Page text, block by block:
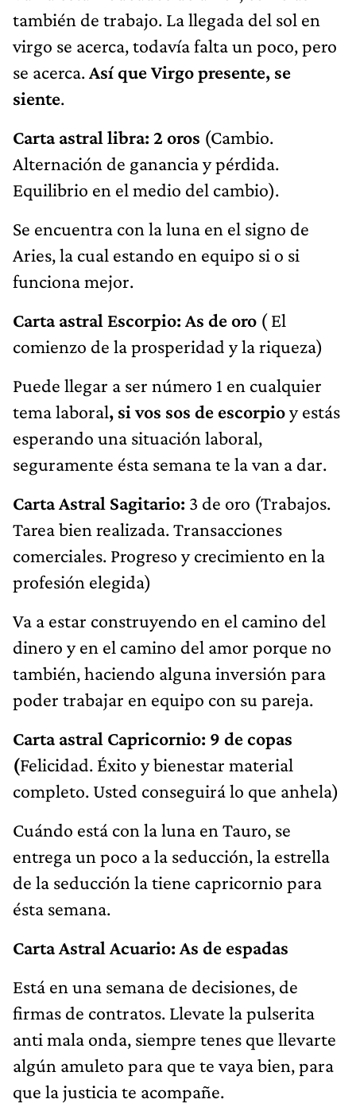
también de trabajo. La llegada del sol en
virgo se acerca, todavía falta un poco, pero
se acerca.Así que Virgo presente, se
siente.
Carta astral libra: 2 oros (Cambio.
Alternación de ganancia y pérdida.
Equilibrio en el medio del cambio).
Se encuentra con la luna en el signo de
Aries, la cual estando en equipo si o si
funciona mejor.
Carta astral Escorpio: As de oro ( El
comienzo de la prosperidad y la riqueza)
Puede llegar a ser número 1 en cualquier
tema laboral, si vos sos de escorpioy estás
esperando una situación laboral,
seguramente ésta semana te la van a dar.
Carta Astral Sagitario: 3 de oro (Trabajos.
Tarea bien realizada. Transacciones
comerciales. Progreso y crecimiento en la
profesión elegida)
Va a estar construyendo en el camino del
dinero y en el camino del amor porque no
también, haciendo alguna inversión para
poder trabajar en equipo con su pareja.
Carta astral Capricornio: 9 de copas
(Felicidad. Éxito y bienestar material
completo. Usted conseguirá lo que anhela)
Cuándo está con la luna en Tauro, se
entrega un poco a la seducción, la estrella
de la seducción la tiene capricornio para
ésta semana.
Carta Astral Acuario: As de espadas
Está en una semana de decisiones, de
firmas de contratos. Llevate la pulserita
anti mala onda, siempre tenes que llevarte
algún amuleto para que te vaya bien, para
que la justicia te acompañe.